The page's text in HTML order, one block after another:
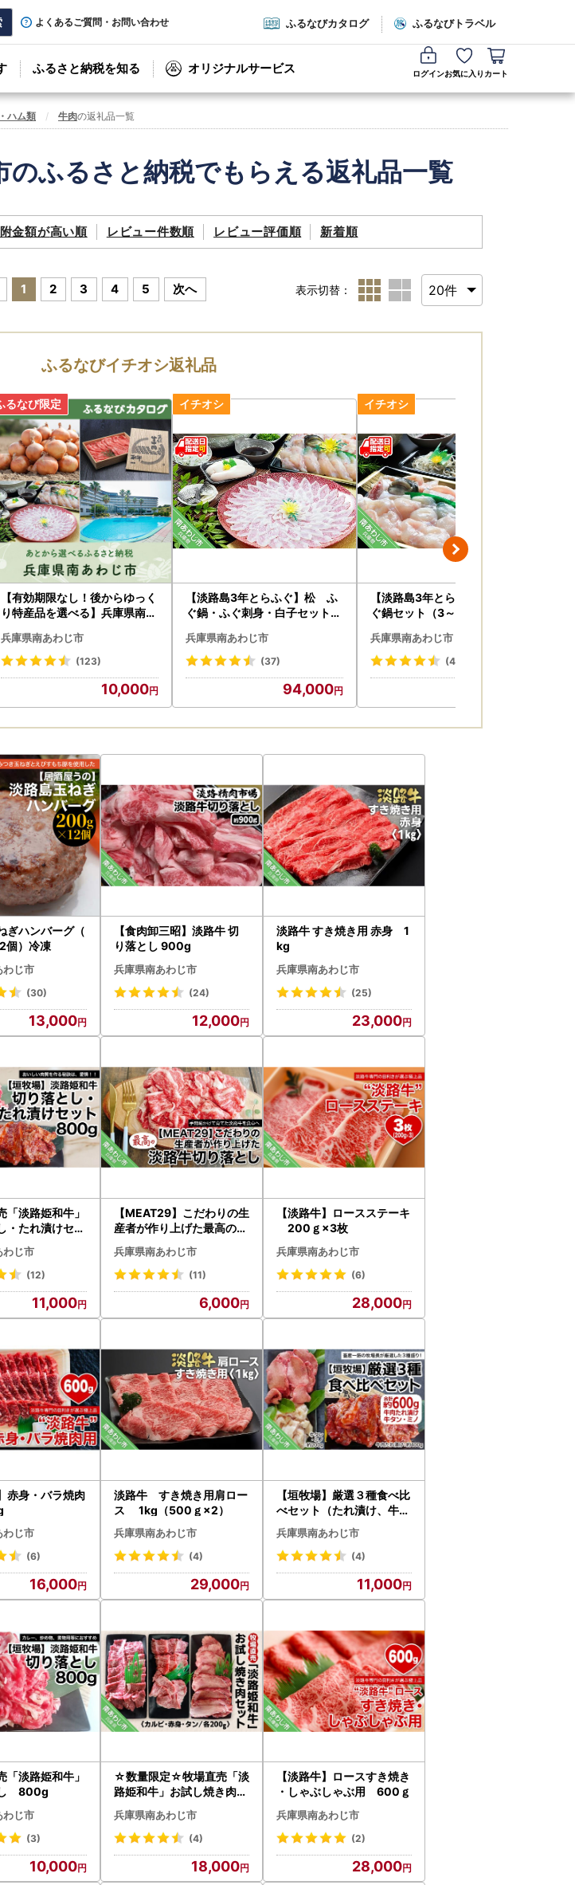
よくあるご質問・お問い合わせ ふるなびカタログ ふるなびトラベル
ふるさと納税を知る オリジナルサービス ログインお気に入り カート
ハム類 牛肉の返礼品一覧
のふるさと納税でもらえる返礼品一覧
金額が高い順 レビュー件数順 レビュー評価順 新着順
1 2 3 4 5 次へ 表示切替：
ふるなびイチオシ返礼品
【有効期限なし！後からゆっく
り特産品を選べる】兵庫県南あ
兵庫県南あわじ市
(123)
10,000
【淡路島3年とらふぐ】松 ふ
ぐ鍋・ふぐ刺身・白子セット（
兵庫県南あわじ市
(37)
94,000
【淡路島3年とらふぐ】梅 ふ
ぐ鍋セット（3～4人前）
兵庫県南あわじ市
(46)
ぎハンバーグ（
個）冷凍
わじ市
(30)
13,000
【食肉卸三昭】淡路牛 切
り落とし 900g
兵庫県南あわじ市
(24)
12,000
淡路牛 すき焼き用 赤身 1
kg
兵庫県南あわじ市
(25)
23,000
「淡路姫和牛」
・たれ漬けセッ
わじ市
(12)
11,000
【MEAT29】こだわりの生
産者が作り上げた最高の淡
路牛切り落とし
兵庫県南あわじ市
(11)
6,000
【淡路牛】ロースステーキ
200ｇ×3枚
兵庫県南あわじ市
(6)
28,000
赤身・バラ焼肉
わじ市
(6)
16,000
淡路牛 すき焼き用肩ロー
ス 1kg（500ｇ×2）
兵庫県南あわじ市
(4)
29,000
【垣牧場】厳選３種食べ比
べセット（たれ漬け、牛タ
ン、ミノ）
兵庫県南あわじ市
(4)
11,000
「淡路姫和牛」
800g
わじ市
(3)
10,000
☆数量限定☆牧場直売「淡
路姫和牛」お試し焼き肉セ
ット（カルビ・赤身・タン
）
兵庫県南あわじ市
(4)
18,000
【淡路牛】ロースすき焼き
・しゃぶしゃぶ用 600ｇ
兵庫県南あわじ市
(2)
28,000